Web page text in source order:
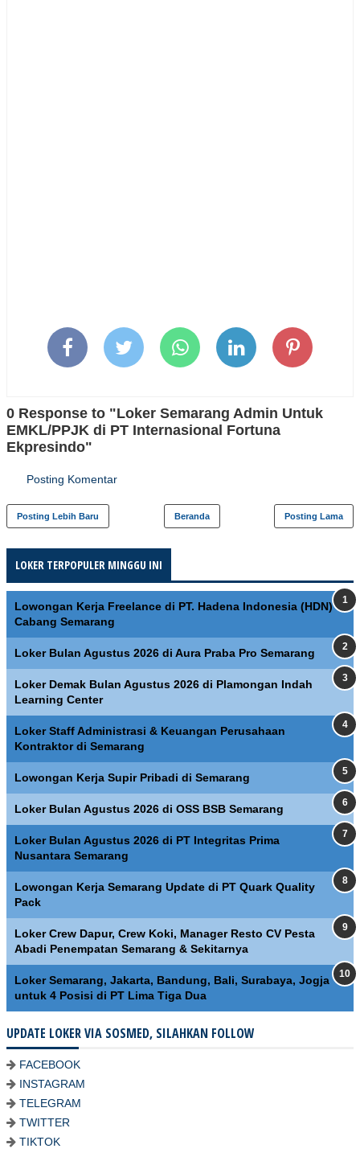
0 Response to "Loker Semarang Admin Untuk
EMKL/PPJK di PT Internasional Fortuna
Ekpresindo"
Posting Komentar
Posting Lebih Baru Posting Lama
Beranda
LOKER TERPOPULER MINGGU INI
Lowongan Kerja Freelance di PT. Hadena Indonesia (HDN)
Cabang Semarang
Loker Bulan Agustus 2026 di Aura Praba Pro Semarang
Loker Demak Bulan Agustus 2026 di Plamongan Indah
Learning Center
Loker Staff Administrasi & Keuangan Perusahaan
Kontraktor di Semarang
Lowongan Kerja Supir Pribadi di Semarang
Loker Bulan Agustus 2026 di OSS BSB Semarang
Loker Bulan Agustus 2026 di PT Integritas Prima
Nusantara Semarang
Lowongan Kerja Semarang Update di PT Quark Quality
Pack
Loker Crew Dapur, Crew Koki, Manager Resto CV Pesta
Abadi Penempatan Semarang & Sekitarnya
Loker Semarang, Jakarta, Bandung, Bali, Surabaya, Jogja
untuk 4 Posisi di PT Lima Tiga Dua
UPDATE LOKER VIA SOSMED, SILAHKAN FOLLOW
FACEBOOK
INSTAGRAM
TELEGRAM
TWITTER
TIKTOK